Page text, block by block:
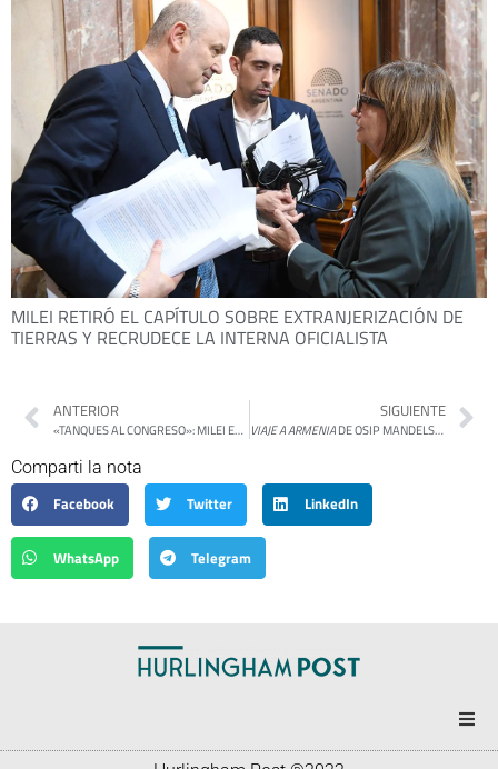
MILEI RETIRÓ EL CAPÍTULO SOBRE EXTRANJERIZACIÓN DE
TIERRAS Y RECRUDECE LA INTERNA OFICIALISTA
ANTERIOR
«TANQUES AL CONGRESO»: MILEI ENFRENTA DENUNCIAS POR MENSAJES VIOLENTOS DE TROLLS LIBERTARIOS
SIGUIENTE
VIAJE A ARMENIADE OSIP MANDELSTAM
Comparti la nota
Facebook
Twitter LinkedIn
WhatsApp Telegram